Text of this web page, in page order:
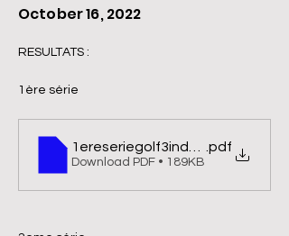
October 16, 2022
RESULTATS :
1ère série
1ereseriegolf3indoor.pdf
Download PDF • 189KB